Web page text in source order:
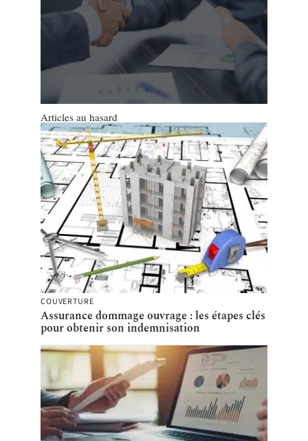
Articles au hasard
COUVERTURE
Assurance dommage ouvrage : les étapes clés
pour obtenir son indemnisation